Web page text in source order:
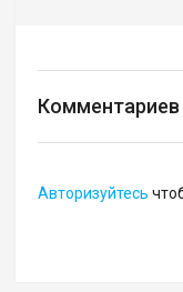
Комментариев
Авторизуйтесь